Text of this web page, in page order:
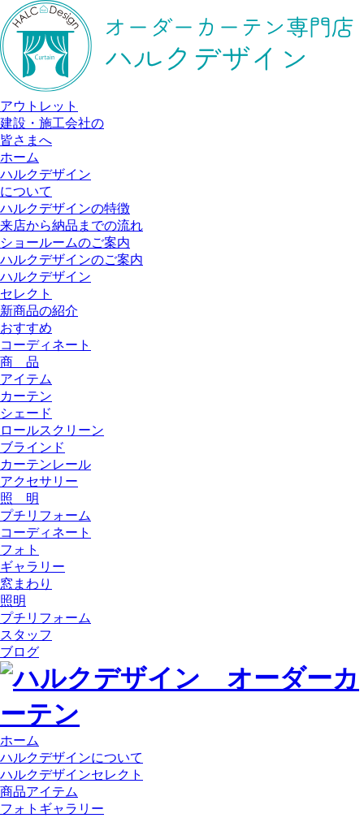
アウトレット
建設・施工会社の
皆さまへ
ホーム
ハルクデザイン
について
ハルクデザインの特徴
来店から納品までの流れ
ショールームのご案内
ハルクデザインのご案内
ハルクデザイン
セレクト
新商品の紹介
おすすめ
コーディネート
商 品
アイテム
カーテン
シェード
ロールスクリーン
ブラインド
カーテンレール
アクセサリー
照 明
プチリフォーム
コーディネート
フォト
ギャラリー
窓まわり
照明
プチリフォーム
スタッフ
ブログ
ホーム
ハルクデザインについて
ハルクデザインセレクト
商品アイテム
フォトギャラリー